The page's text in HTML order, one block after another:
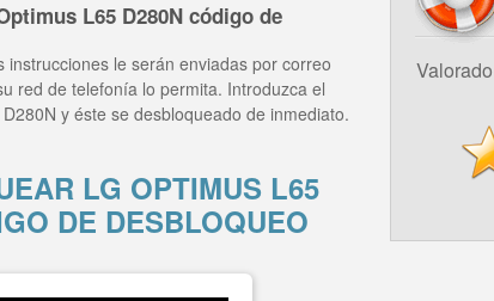
L65 D280N código de
instrucciones le serán enviadas por correo
red de telefonía lo permita. Introduzca el
y éste se desbloqueado de inmediato.
LG OPTIMUS L65
DE DESBLOQUEO
Valorado